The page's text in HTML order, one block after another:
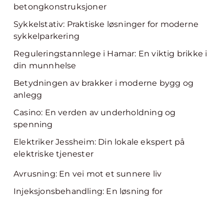
betongkonstruksjoner
Sykkelstativ: Praktiske løsninger for moderne
sykkelparkering
Reguleringstannlege i Hamar: En viktig brikke i
din munnhelse
Betydningen av brakker i moderne bygg og
anlegg
Casino: En verden av underholdning og
spenning
Elektriker Jessheim: Din lokale ekspert på
elektriske tjenester
Avrusning: En vei mot et sunnere liv
Injeksjonsbehandling: En løsning for